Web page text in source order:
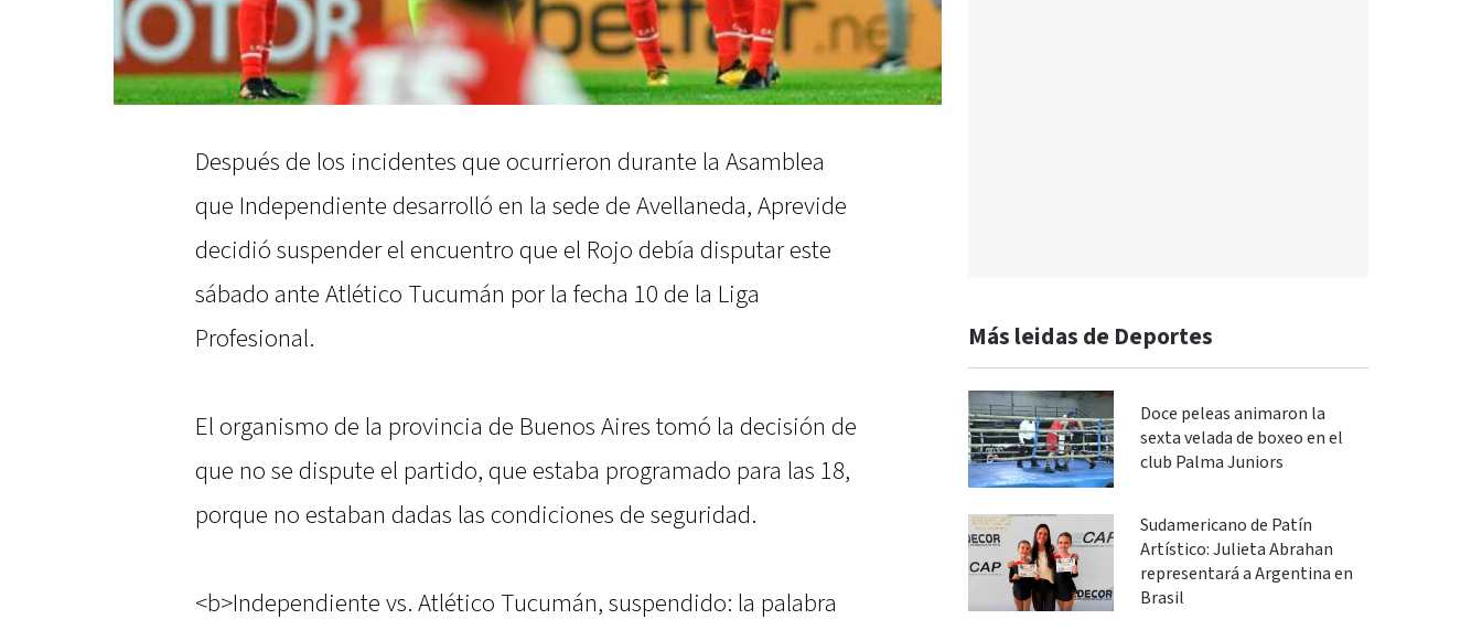
Después de los incidentes que ocurrieron durante la Asamblea
que Independiente desarrolló en la sede de Avellaneda, Aprevide
decidió suspender el encuentro que el Rojo debía disputar este
sábado ante Atlético Tucumán por la fecha 10 de la Liga
Profesional.
El organismo de la provincia de Buenos Aires tomó la decisión de
que no se dispute el partido, que estaba programado para las 18,
porque no estaban dadas las condiciones de seguridad.
<b>Independiente vs. Atlético Tucumán, suspendido: la palabra
Más leidas de Deportes
Doce peleas animaron la
sexta velada de boxeo en el
club Palma Juniors
Sudamericano de Patín
Artístico: Julieta Abrahan
representará a Argentina en
Brasil